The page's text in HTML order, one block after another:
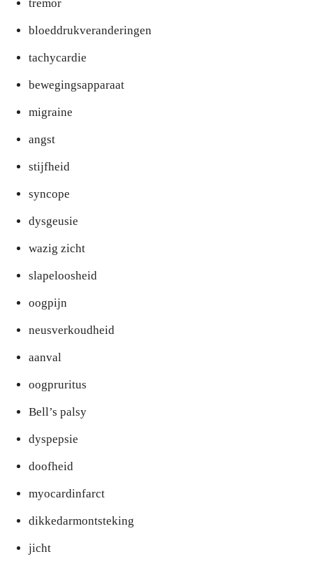
tremor
bloeddrukveranderingen
tachycardie
bewegingsapparaat
migraine
angst
stijfheid
syncope
dysgeusie
wazig zicht
slapeloosheid
oogpijn
neusverkoudheid
aanval
oogpruritus
Bell’s palsy
dyspepsie
doofheid
myocardinfarct
dikkedarmontsteking
jicht